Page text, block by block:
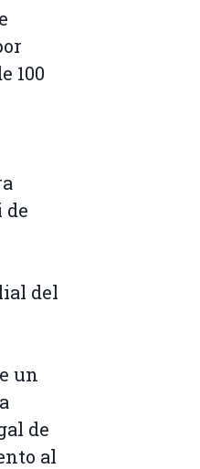
100
de
del
un
de
al